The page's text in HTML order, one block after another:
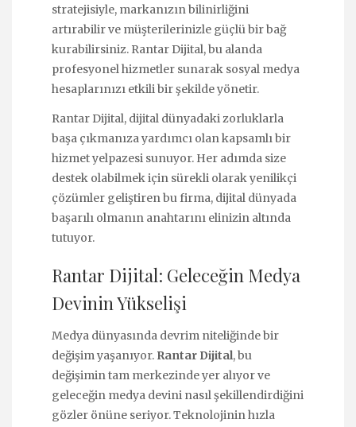
stratejisiyle, markanızın bilinirliğini
artırabilir ve müşterilerinizle güçlü bir bağ
kurabilirsiniz. Rantar Dijital, bu alanda
profesyonel hizmetler sunarak sosyal medya
hesaplarınızı etkili bir şekilde yönetir.
Rantar Dijital, dijital dünyadaki zorluklarla
başa çıkmanıza yardımcı olan kapsamlı bir
hizmet yelpazesi sunuyor. Her adımda size
destek olabilmek için sürekli olarak yenilikçi
çözümler geliştiren bu firma, dijital dünyada
başarılı olmanın anahtarını elinizin altında
tutuyor.
Rantar Dijital: Geleceğin Medya
Devinin Yükselişi
Medya dünyasında devrim niteliğinde bir
değişim yaşanıyor. Rantar Dijital, bu
değişimin tam merkezinde yer alıyor ve
geleceğin medya devini nasıl şekillendirdiğini
gözler önüne seriyor. Teknolojinin hızla